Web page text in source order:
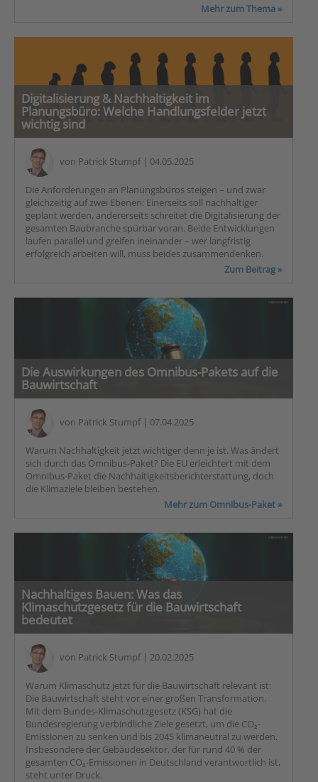
Mehr zum Thema »
Digitalisierung & Nachhaltigkeit im
Planungsbüro: Welche Handlungsfelder jetzt
wichtig sind
von Patrick Stumpf| 04.05.2025
Die Anforderungen an Planungsbüros steigen – und zwar
gleichzeitig auf zwei Ebenen: Einerseits soll nachhaltiger
geplant werden, andererseits schreitet die Digitalisierung der
gesamten Baubranche spürbar voran. Beide Entwicklungen
laufen parallel und greifen ineinander – wer langfristig
erfolgreich arbeiten will, muss beides zusammendenken.
Zum Beitrag »
Die Auswirkungen des Omnibus-Pakets auf die
Bauwirtschaft
von Patrick Stumpf| 07.04.2025
Warum Nachhaltigkeit jetzt wichtiger denn je ist. Was ändert
sich durch das Omnibus-Paket? Die EU erleichtert mit dem
Omnibus-Paket die Nachhaltigkeitsberichterstattung, doch
die Klimaziele bleiben bestehen.
Mehr zum Omnibus-Paket »
Nachhaltiges Bauen: Was das
Klimaschutzgesetz für die Bauwirtschaft
bedeutet
von Patrick Stumpf| 20.02.2025
Warum Klimaschutz jetzt für die Bauwirtschaft relevant ist:
Die Bauwirtschaft steht vor einer großen Transformation.
Mit dem Bundes-Klimaschutzgesetz (KSG) hat die
Bundesregierung verbindliche Ziele gesetzt, um die CO₂-
Emissionen zu senken und bis 2045 klimaneutral zu werden.
Insbesondere der Gebäudesektor, der für rund 40 % der
gesamten CO₂-Emissionen in Deutschland verantwortlich ist,
steht unter Druck.